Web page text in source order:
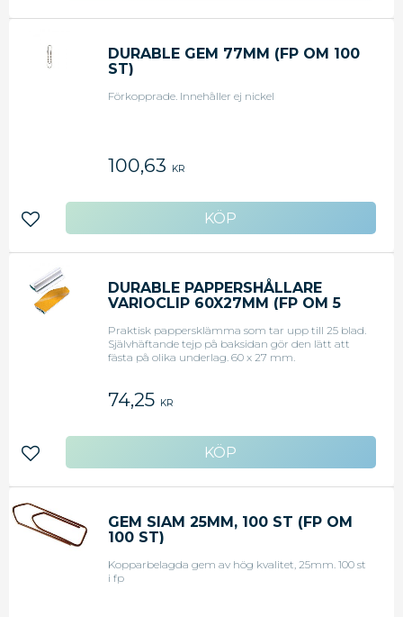
DURABLE GEM 77MM (FP OM 100
ST)
Förkopprade. Innehåller ej nickel
100,63 KR
Lägg till i favoriter
DURABLE PAPPERSHÅLLARE
VARIOCLIP 60X27MM (FP OM 5
Praktisk pappersklämma som tar upp till 25 blad.
Självhäftande tejp på baksidan gör den lätt att
fästa på olika underlag. 60 x 27 mm.
74,25 KR
Lägg till i favoriter
GEM SIAM 25MM, 100 ST (FP OM
100 ST)
Kopparbelagda gem av hög kvalitet, 25mm. 100 st
i fp